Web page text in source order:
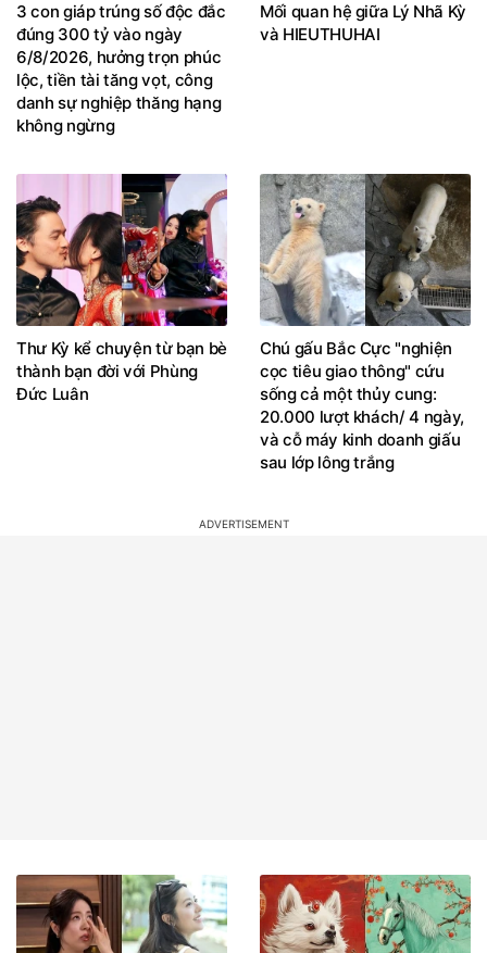
3 con giáp trúng số độc đắc
đúng 300 tỷ vào ngày
6/8/2026, hưởng trọn phúc
lộc, tiền tài tăng vọt, công
danh sự nghiệp thăng hạng
không ngừng
Mối quan hệ giữa Lý Nhã Kỳ
và HIEUTHUHAI
Thư Kỳ kể chuyện từ bạn bè
thành bạn đời với Phùng
Đức Luân
Chú gấu Bắc Cực "nghiện
cọc tiêu giao thông" cứu
sống cả một thủy cung:
20.000 lượt khách/ 4 ngày,
và cỗ máy kinh doanh giấu
sau lớp lông trắng